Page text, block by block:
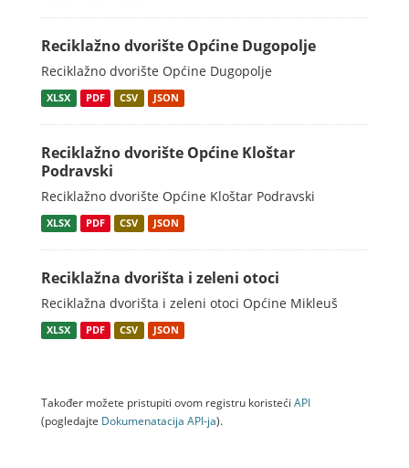
Reciklažno dvorište Općine Dugopolje
Reciklažno dvorište Općine Dugopolje
XLSX PDF CSV JSON
Reciklažno dvorište Općine Kloštar
Podravski
Reciklažno dvorište Općine Kloštar Podravski
XLSX PDF CSV JSON
Reciklažna dvorišta i zeleni otoci
Reciklažna dvorišta i zeleni otoci Općine Mikleuš
XLSX PDF CSV JSON
Također možete pristupiti ovom registru koristeći API
(pogledajte Dokumenаtаcijа API-jа).